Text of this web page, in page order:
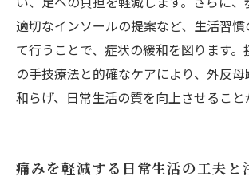
適切なインソールの提案など、生活習
て行うことで、症状の緩和を図ります。
の手技療法と的確なケアにより、外反
和らげ、日常生活の質を向上させること
痛みを軽減する日常生活の工夫と